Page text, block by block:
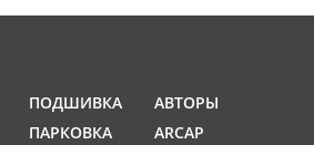
ПОДШИВКА
ПАРКОВКА
АВТОРЫ
ARCAP